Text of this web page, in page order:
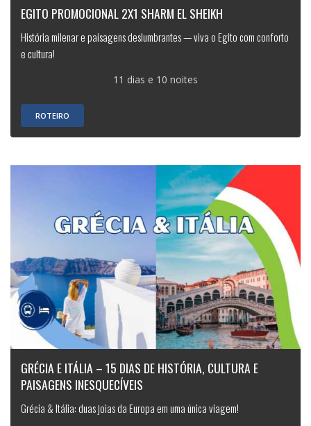
EGITO PROMOCIONAL 2X1 SHARM EL SHEIKH
História milenar e paisagens deslumbrantes — viva o Egito com conforto
e cultura!
11 dias e 10 noites
ROTEIRO
GRÉCIA E ITÁLIA – 15 DIAS DE HISTÓRIA, CULTURA E
PAISAGENS INESQUECÍVEIS
Grécia & Itália: duas joias da Europa em uma única viagem!